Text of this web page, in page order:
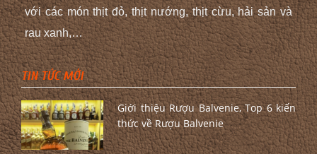
với các món thịt đỏ, thịt nướng, thịt cừu, hải sản và
rau xanh,…
TIN TỨC MỚI
Giới thiệu Rượu Balvenie, Top 6 kiến
thức về Rượu Balvenie